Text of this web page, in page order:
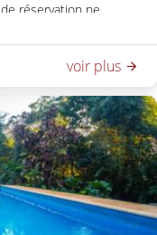
réservation ne
votre
prise en garantie.
MOYENS DE PAIEMENT
LE FAIRE
DE VOTRE
À
PAIEMENT SERA
VOTRE CARTE.
voir plus